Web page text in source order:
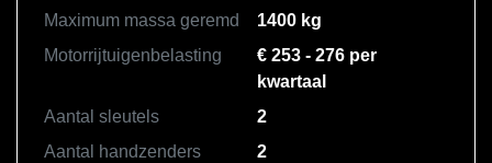
Maximum massa geremd
1400 kg
Motorrijtuigenbelasting
€ 253 - 276 per
kwartaal
Aantal sleutels
2
Aantal handzenders
2